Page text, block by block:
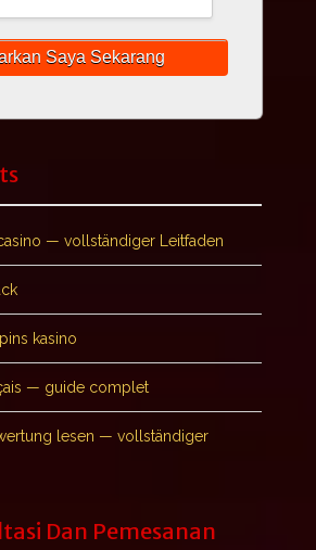
— vollständiger Leitfaden
kasino
— guide complet
lesen — vollständiger
Dan Pemesanan